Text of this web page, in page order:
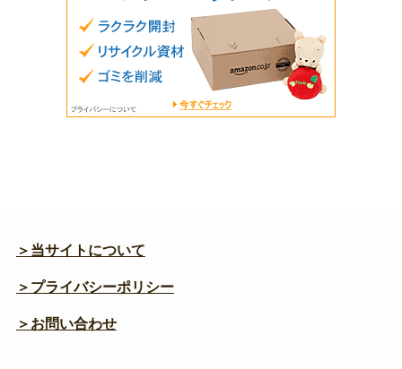
＞当サイトについて
＞プライバシーポリシー
＞お問い合わせ